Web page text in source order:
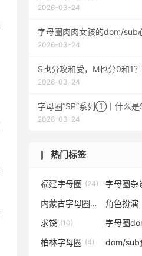
2026-03-24
字母圈肉肉女孩的dom/sub
2026-03-24
S也分攻和受，M也分0和1？
2026-03-24
字母圈“SP”系列①丨什么是
2026-03-24
热门标签
福建字母圈 (24) 字母圈杂
内蒙古字母圈
(1) 角色扮演
求饶 (10) 字母圈
柏林字母圈 (4)